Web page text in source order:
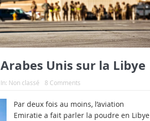
Unis sur la Libye
In: Non classé 8 Comments
Par deux fois au moins, l’aviation
Emiratie a fait parler la poudre en Libye